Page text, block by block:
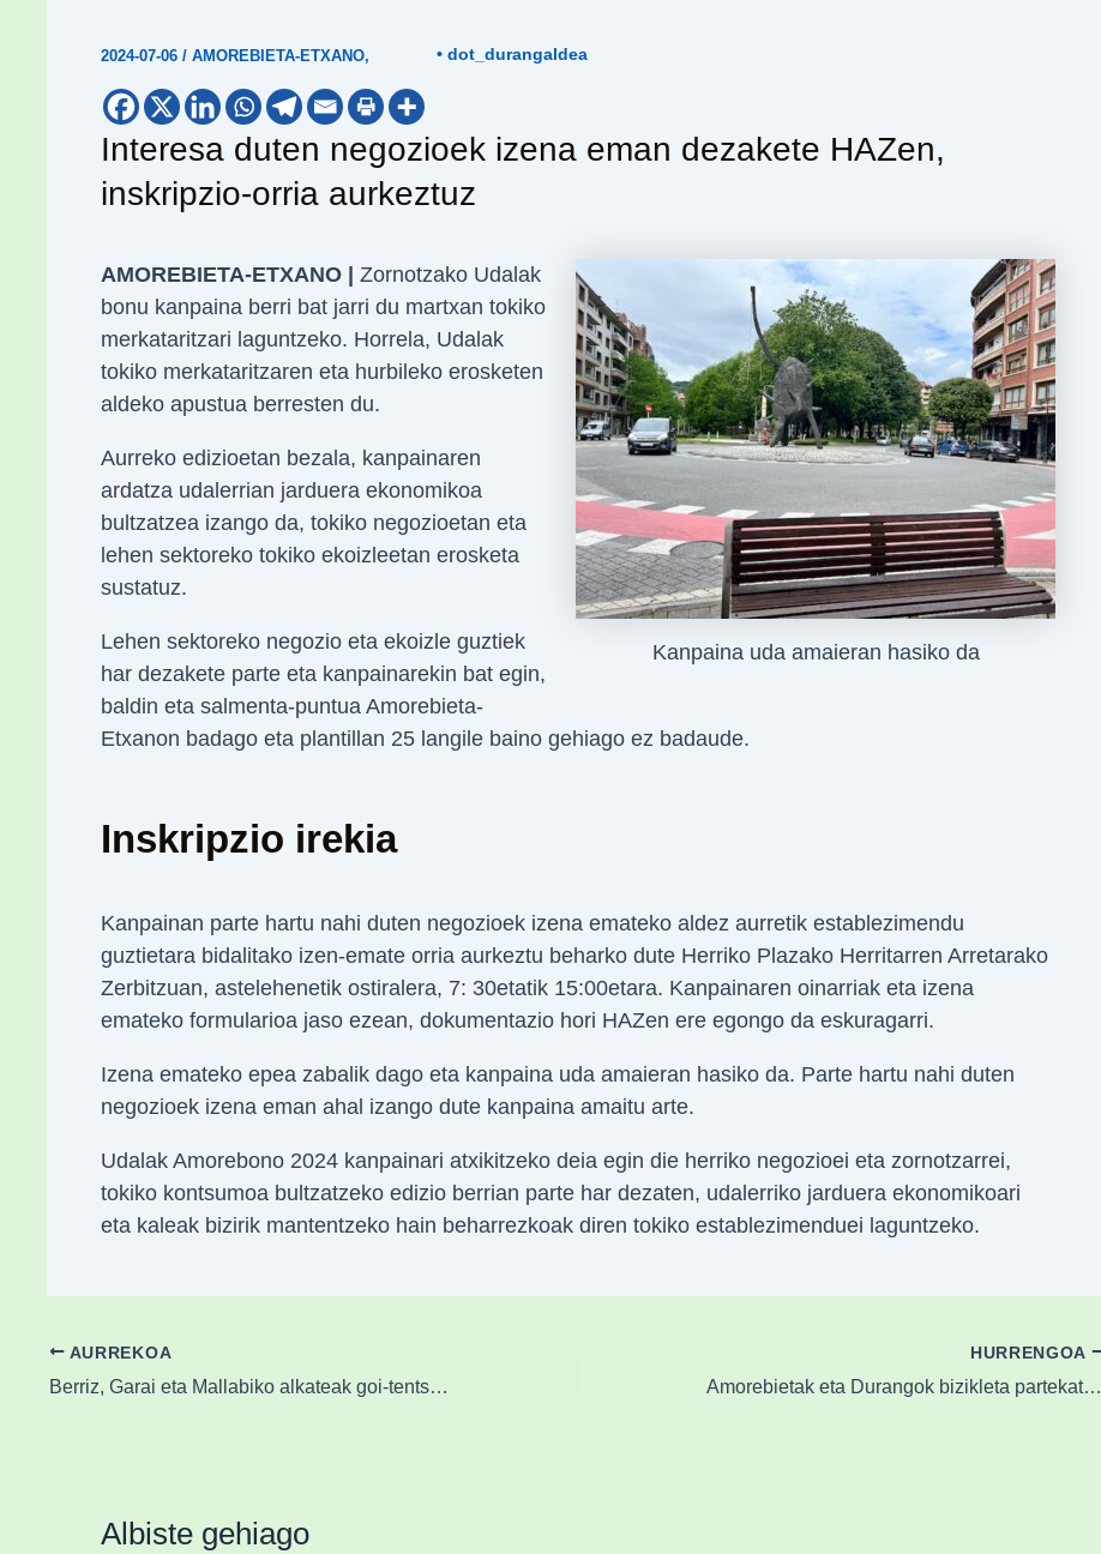
2024-07-06 / AMOREBIETA-ETXANO, • dot_durangaldea
Interesa duten negozioek izena eman dezakete HAZen,
inskripzio-orria aurkeztuz
Kanpaina uda amaieran hasiko da
AMOREBIETA-ETXANO |
Zornotzako Udalak
bonu kanpaina berri bat jarri du martxan tokiko
merkataritzari laguntzeko. Horrela, Udalak
tokiko merkataritzaren eta hurbileko erosketen
aldeko apustua berresten du.
Aurreko edizioetan bezala, kanpainaren
ardatza udalerrian jarduera ekonomikoa
bultzatzea izango da, tokiko negozioetan eta
lehen sektoreko tokiko ekoizleetan erosketa
sustatuz.
Lehen sektoreko negozio eta ekoizle guztiek
har dezakete parte eta kanpainarekin bat egin,
baldin eta salmenta-puntua Amorebieta-
Etxanon badago eta plantillan 25 langile baino gehiago ez badaude.
Inskripzio irekia
Kanpainan parte hartu nahi duten negozioek izena emateko aldez aurretik establezimendu
guztietara bidalitako izen-emate orria aurkeztu beharko dute Herriko Plazako Herritarren Arretarako
Zerbitzuan, astelehenetik ostiralera, 7: 30etatik 15:00etara. Kanpainaren oinarriak eta izena
emateko formularioa jaso ezean, dokumentazio hori HAZen ere egongo da eskuragarri.
Izena emateko epea zabalik dago eta kanpaina uda amaieran hasiko da. Parte hartu nahi duten
negozioek izena eman ahal izango dute kanpaina amaitu arte.
Udalak Amorebono 2024 kanpainari atxikitzeko deia egin die herriko negozioei eta zornotzarrei,
tokiko kontsumoa bultzatzeko edizio berrian parte har dezaten, udalerriko jarduera ekonomikoari
eta kaleak bizirik mantentzeko hain beharrezkoak diren tokiko establezimenduei laguntzeko.
AURREKOA
Berriz, Garai eta Mallabiko alkateak goi-tentsioko linearen proiektuaren aurka
HURRENGOA
Amorebietak eta Durangok bizikleta partekatuen sistema ezartzeko interesa agertu dute
Albiste gehiago